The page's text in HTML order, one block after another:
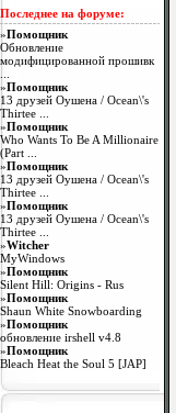
Последнее на форуме:
»Помощник
Обновление
модифицированной прошивк
»Помощник
13 друзей Оушена / Ocean\'s
Thirtee ...
»Помощник
Who Wants To Be A Millionaire
(Part ...
»Помощник
13 друзей Оушена / Ocean\'s
Thirtee ...
»Помощник
13 друзей Оушена / Ocean\'s
Thirtee ...
»Witcher
MyWindows
»Помощник
Silent Hill: Origins - Rus
»Помощник
Shaun White Snowboarding
»Помощник
обновление irshell v4.8
»Помощник
Bleach Heat the Soul 5 [JAP]